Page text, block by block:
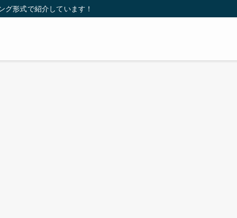
形式で紹介しています！